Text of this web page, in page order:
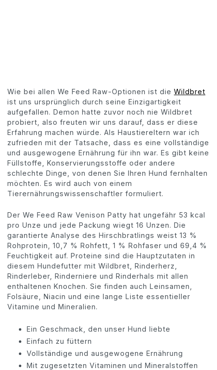
Wie bei allen We Feed Raw-Optionen ist die Wildbret
ist uns ursprünglich durch seine Einzigartigkeit
aufgefallen. Demon hatte zuvor noch nie Wildbret
probiert, also freuten wir uns darauf, dass er diese
Erfahrung machen würde. Als Haustiereltern war ich
zufrieden mit der Tatsache, dass es eine vollständige
und ausgewogene Ernährung für ihn war. Es gibt keine
Füllstoffe, Konservierungsstoffe oder andere
schlechte Dinge, von denen Sie Ihren Hund fernhalten
möchten. Es wird auch von einem
Tierernährungswissenschaftler formuliert.
Der We Feed Raw Venison Patty hat ungefähr 53 kcal
pro Unze und jede Packung wiegt 16 Unzen. Die
garantierte Analyse des Hirschbratlings weist 13 %
Rohprotein, 10,7 % Rohfett, 1 % Rohfaser und 69,4 %
Feuchtigkeit auf. Proteine ​​sind die Hauptzutaten in
diesem Hundefutter mit Wildbret, Rinderherz,
Rinderleber, Rinderniere und Rinderhals mit allen
enthaltenen Knochen. Sie finden auch Leinsamen,
Folsäure, Niacin und eine lange Liste essentieller
Vitamine und Mineralien.
Ein Geschmack, den unser Hund liebte
Einfach zu füttern
Vollständige und ausgewogene Ernährung
Mit zugesetzten Vitaminen und Mineralstoffen